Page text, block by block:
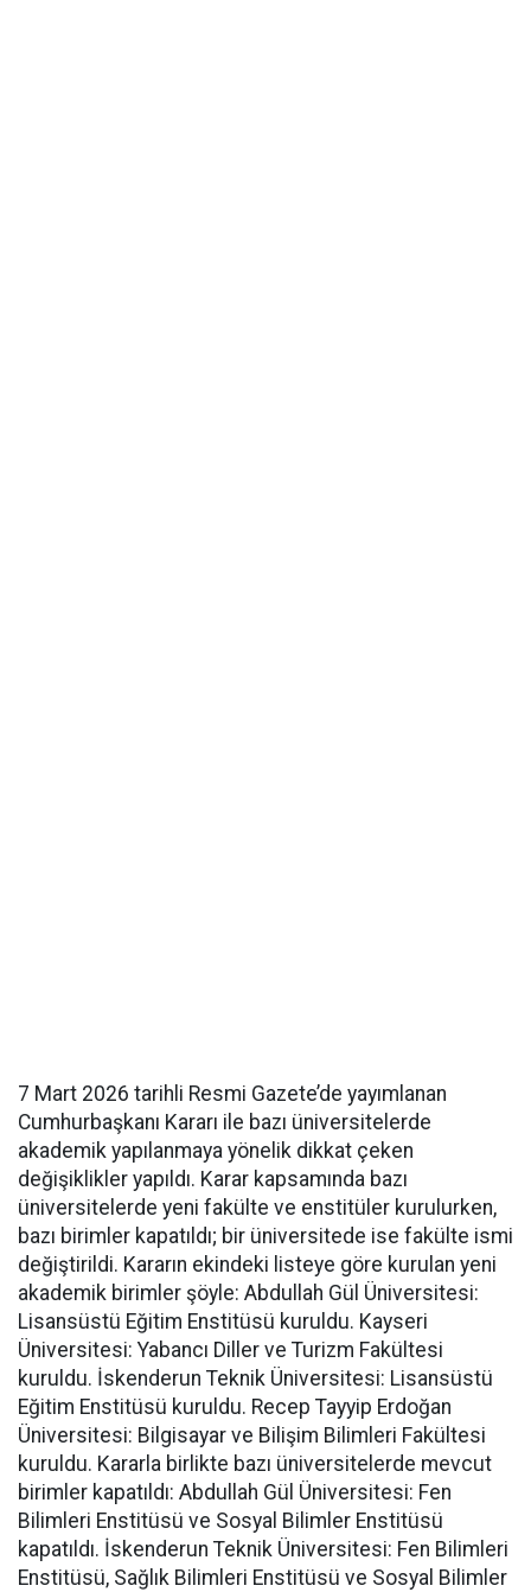
7 Mart 2026 tarihli Resmi Gazete’de yayımlanan
Cumhurbaşkanı Kararı ile bazı üniversitelerde
akademik yapılanmaya yönelik dikkat çeken
değişiklikler yapıldı. Karar kapsamında bazı
üniversitelerde yeni fakülte ve enstitüler kurulurken,
bazı birimler kapatıldı; bir üniversitede ise fakülte ismi
değiştirildi. Kararın ekindeki listeye göre kurulan yeni
akademik birimler şöyle: Abdullah Gül Üniversitesi:
Lisansüstü Eğitim Enstitüsü kuruldu. Kayseri
Üniversitesi: Yabancı Diller ve Turizm Fakültesi
kuruldu. İskenderun Teknik Üniversitesi: Lisansüstü
Eğitim Enstitüsü kuruldu. Recep Tayyip Erdoğan
Üniversitesi: Bilgisayar ve Bilişim Bilimleri Fakültesi
kuruldu. Kararla birlikte bazı üniversitelerde mevcut
birimler kapatıldı: Abdullah Gül Üniversitesi: Fen
Bilimleri Enstitüsü ve Sosyal Bilimler Enstitüsü
kapatıldı. İskenderun Teknik Üniversitesi: Fen Bilimleri
Enstitüsü, Sağlık Bilimleri Enstitüsü ve Sosyal Bilimler